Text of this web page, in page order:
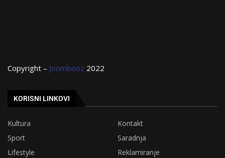
Copyright – Joombooz 2022
KORISNI LINKOVI
Kultura
Kontakt
Sport
Saradnja
Lifestyle
Reklamiranje